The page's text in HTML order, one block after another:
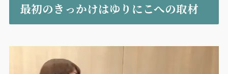
最初のきっかけはゆりにこへの取材